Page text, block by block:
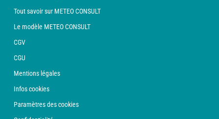
Tout savoir sur METEO CONSULT
Le modèle METEO CONSULT
CGV
CGU
Mentions légales
Infos cookies
Paramètres des cookies